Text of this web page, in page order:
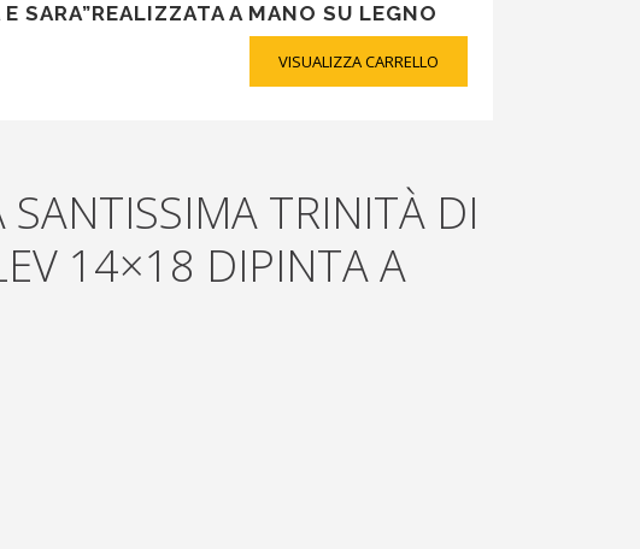
SARA”REALIZZATA A MANO SU LEGNO
VISUALIZZA CARRELLO
SANTISSIMA TRINITÀ DI
14×18 DIPINTA A